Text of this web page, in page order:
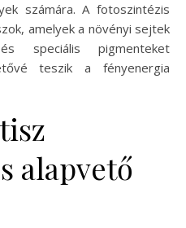
számára. A fotoszintézis
amelyek a növényi sejtek
speciális pigmenteket
teszik a fényenergia
alapvető